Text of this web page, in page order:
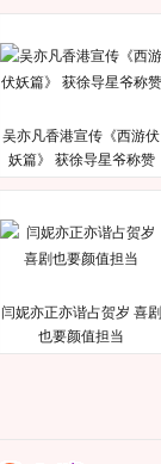
吴亦凡香港宣传《西游伏
妖篇》 获徐导星爷称赞
闫妮亦正亦谐占贺岁 喜剧
也要颜值担当